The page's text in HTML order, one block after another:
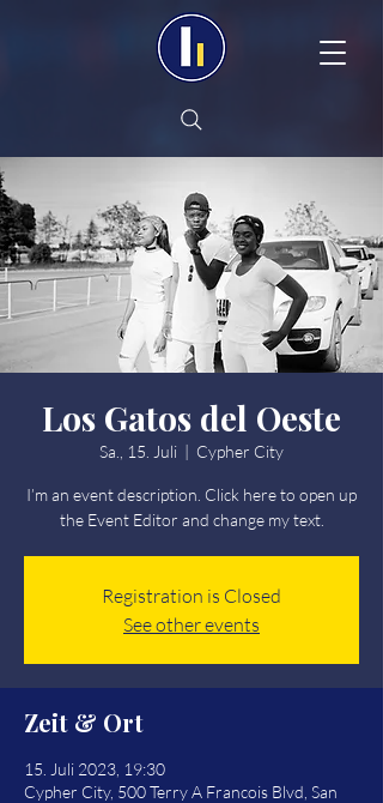
Los Gatos del Oeste
Sa., 15. Juli
  |
Cypher City
I’m an event description. Click here to open up
the Event Editor and change my text.
Registration is Closed
See other events
Zeit & Ort
15. Juli 2023, 19:30
Cypher City, 500 Terry A Francois Blvd, San